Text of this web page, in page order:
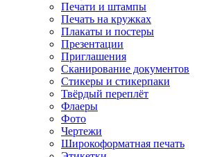
Печати и штампы
Печать на кружках
Плакаты и постеры
Презентации
Приглашения
Сканирование документов
Стикеры и стикерпаки
Твёрдый переплёт
Флаеры
Фото
Чертежи
Широкоформатная печать